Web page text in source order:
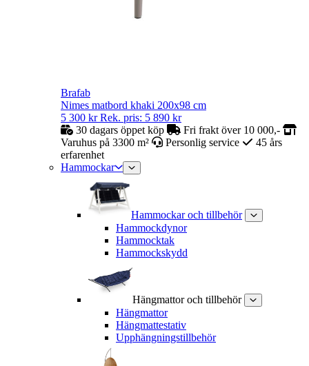
Brafab
Nimes matbord khaki 200x98 cm
5 300 kr Rek. pris: 5 890 kr
30 dagars öppet köp
Fri frakt över 10 000,-
Varuhus på 3300 m²
Personlig service
45 års
erfarenhet
Hammockar
Hammockar och tillbehör
Hammockdynor
Hammocktak
Hammockskydd
Hängmattor och tillbehör
Hängmattor
Hängmattestativ
Upphängningstillbehör